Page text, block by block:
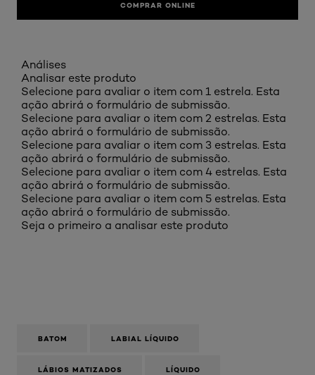
COMPRAR ONLINE
Análises
Analisar este produto
Selecione para avaliar o item com 1 estrela. Esta
ação abrirá o formulário de submissão.
Selecione para avaliar o item com 2 estrelas. Esta
ação abrirá o formulário de submissão.
Selecione para avaliar o item com 3 estrelas. Esta
ação abrirá o formulário de submissão.
Selecione para avaliar o item com 4 estrelas. Esta
ação abrirá o formulário de submissão.
Selecione para avaliar o item com 5 estrelas. Esta
ação abrirá o formulário de submissão.
Seja o primeiro a analisar este produto
BATOM LABIAL LÍQUIDO
LÁBIOS MATIZADOS LÍQUIDO